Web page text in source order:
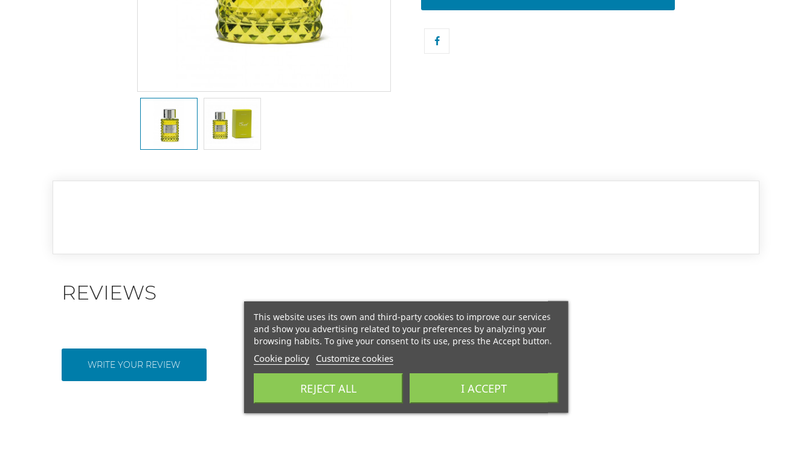
REVIEWS
WRITE YOUR REVIEW
This website uses its own and third-party cookies to improve our services
and show you advertising related to your preferences by analyzing your
browsing habits. To give your consent to its use, press the Accept button.
Cookie policy Customize cookies
REJECT ALL I ACCEPT